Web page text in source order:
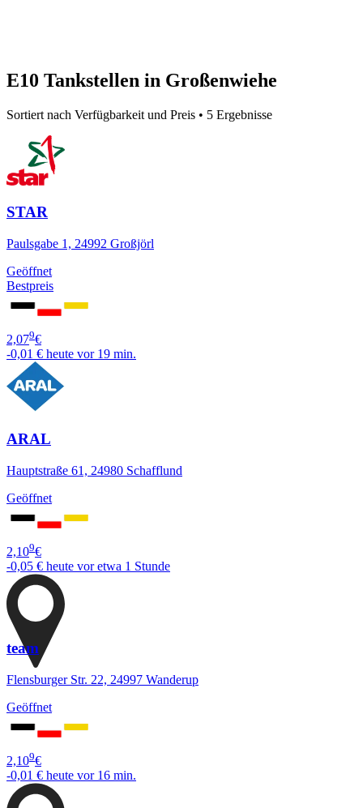
E10 Tankstellen in Großenwiehe
Sortiert nach Verfügbarkeit und Preis • 5 Ergebnisse
STAR
Paulsgabe 1, 24992 Großjörl
Geöffnet
Bestpreis
2,079€
-0,01 € heute vor 19 min.
ARAL
Hauptstraße 61, 24980 Schafflund
Geöffnet
2,109€
-0,05 € heute vor etwa 1 Stunde
team
Flensburger Str. 22, 24997 Wanderup
Geöffnet
2,109€
-0,01 € heute vor 16 min.